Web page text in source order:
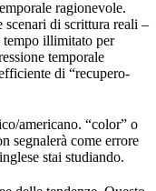
ragionevole.
scenari di scrittura reali –
tempo illimitato per
temporale
di “recupero-
americano. “color” o
segnalerà come errore
stai studiando.